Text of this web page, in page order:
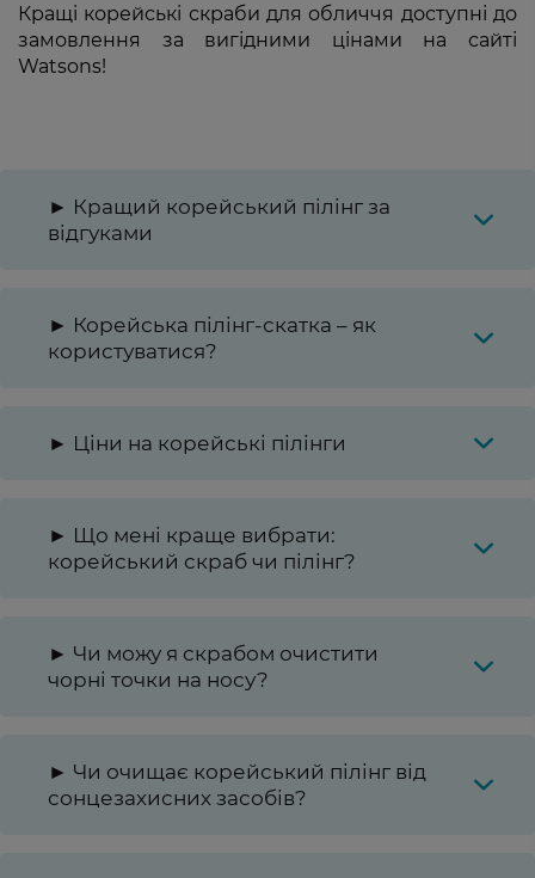
Кращі корейські скраби для обличчя доступні до
замовлення за вигідними цінами на сайті
Watsons!
► Кращий корейський пілінг за
відгуками
► Корейська пілінг-скатка – як
користуватися?
► Ціни на корейські пілінги
► Що мені краще вибрати:
корейський скраб чи пілінг?
► Чи можу я скрабом очистити
чорні точки на носу?
► Чи очищає корейський пілінг від
сонцезахисних засобів?